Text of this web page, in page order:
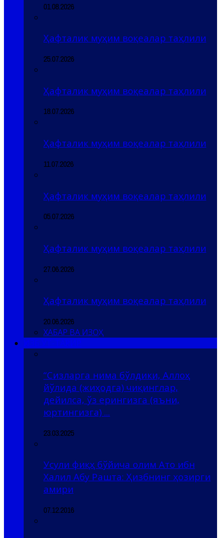
01.08.2026
Ҳафталик муҳим воқеалар таҳлили
25.07.2026
Ҳафталик муҳим воқеалар таҳлили
18.07.2026
Ҳафталик муҳим воқеалар таҳлили
11.07.2026
Ҳафталик муҳим воқеалар таҳлили
05.07.2026
Ҳафталик муҳим воқеалар таҳлили
27.06.2026
Ҳафталик муҳим воқеалар таҳлили
20.06.2026
ХАБАР ВА ИЗОҲ
“Сизларга нима бўлдики, Аллоҳ
йўлида (жиҳодга) чиқинглар,
дейилса, ўз ерингизга (яъни,
юртингизга) ...
23.03.2025
Усули фиқҳ бўйича олим Ато ибн
Халил Абу Рашта: Ҳизбнинг ҳозирги
амири
07.12.2016